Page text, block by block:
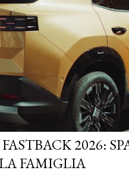
2026:
FAMIGLIA